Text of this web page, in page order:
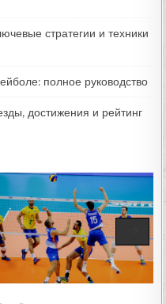
стратегии и техники
полное руководство
достижения и рейтинг